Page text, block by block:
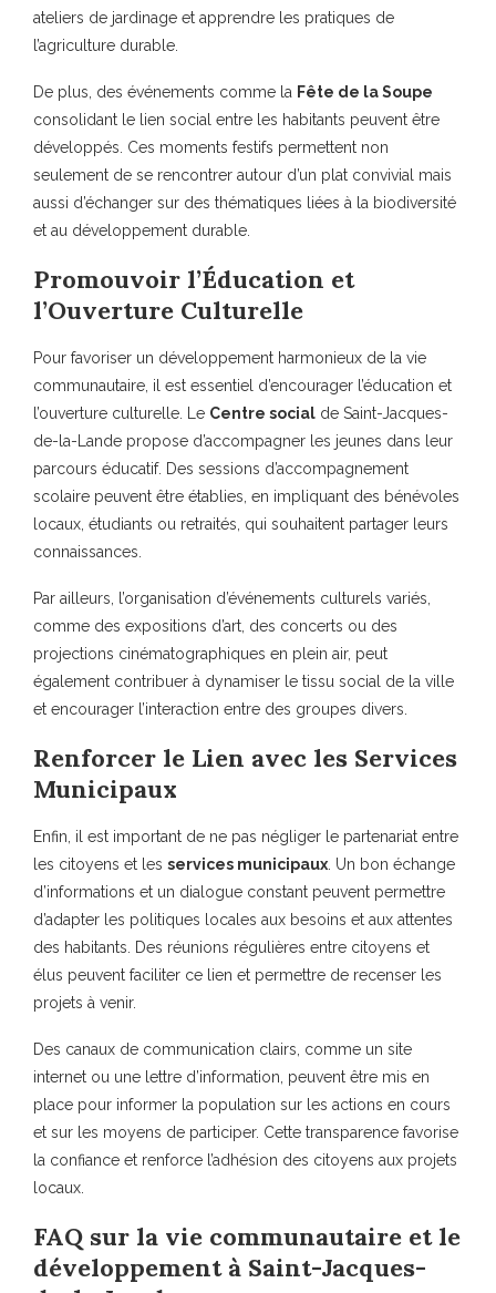
ateliers de jardinage et apprendre les pratiques de
l’agriculture durable.
De plus, des événements comme la Fête de la Soupe
consolidant le lien social entre les habitants peuvent être
développés. Ces moments festifs permettent non
seulement de se rencontrer autour d’un plat convivial mais
aussi d’échanger sur des thématiques liées à la biodiversité
et au développement durable.
Promouvoir l’Éducation et
l’Ouverture Culturelle
Pour favoriser un développement harmonieux de la vie
communautaire, il est essentiel d’encourager l’éducation et
l’ouverture culturelle. Le Centre social de Saint-Jacques-
de-la-Lande propose d’accompagner les jeunes dans leur
parcours éducatif. Des sessions d’accompagnement
scolaire peuvent être établies, en impliquant des bénévoles
locaux, étudiants ou retraités, qui souhaitent partager leurs
connaissances.
Par ailleurs, l’organisation d’événements culturels variés,
comme des expositions d’art, des concerts ou des
projections cinématographiques en plein air, peut
également contribuer à dynamiser le tissu social de la ville
et encourager l’interaction entre des groupes divers.
Renforcer le Lien avec les Services
Municipaux
Enfin, il est important de ne pas négliger le partenariat entre
les citoyens et les services municipaux . Un bon échange
d’informations et un dialogue constant peuvent permettre
d’adapter les politiques locales aux besoins et aux attentes
des habitants. Des réunions régulières entre citoyens et
élus peuvent faciliter ce lien et permettre de recenser les
projets à venir.
Des canaux de communication clairs, comme un site
internet ou une lettre d’information, peuvent être mis en
place pour informer la population sur les actions en cours
et sur les moyens de participer. Cette transparence favorise
la confiance et renforce l’adhésion des citoyens aux projets
locaux.
FAQ sur la vie communautaire et le
développement à Saint-Jacques-